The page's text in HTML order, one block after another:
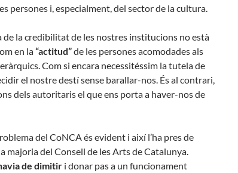
persones i, especialment, del sector de la cultura.
de la credibilitat de les nostres institucions no està
en la“actitud”de les persones acomodades als
Com si encara necessitéssim la tutela de
el nostre destí sense barallar-nos. És al contrari,
dels autoritaris el que ens porta a haver-nos de
del CoNCA és evident i així l’ha pres de
majoria del Consell de les Arts de Catalunya.
de dimitir i donar pas a un funcionament